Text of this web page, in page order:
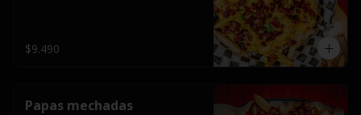
$9.490
Papas mechadas